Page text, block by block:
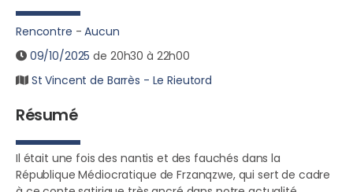
Rencontre -Aucun
09/10/2025 de 20h30 à 22h00
St Vincent de Barrès - Le Rieutord
Résumé
Il était une fois des nantis et des fauchés dans la
République Médiocratique de Frzanqzwe, qui sert de cadre